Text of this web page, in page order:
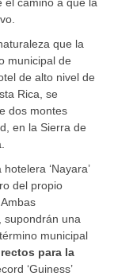
que la
municipal de
de alto nivel de
Rica, se
dos montes
en la Sierra de
‘Nayara’
del propio
supondrán una
municipal
para la
‘Guiness’